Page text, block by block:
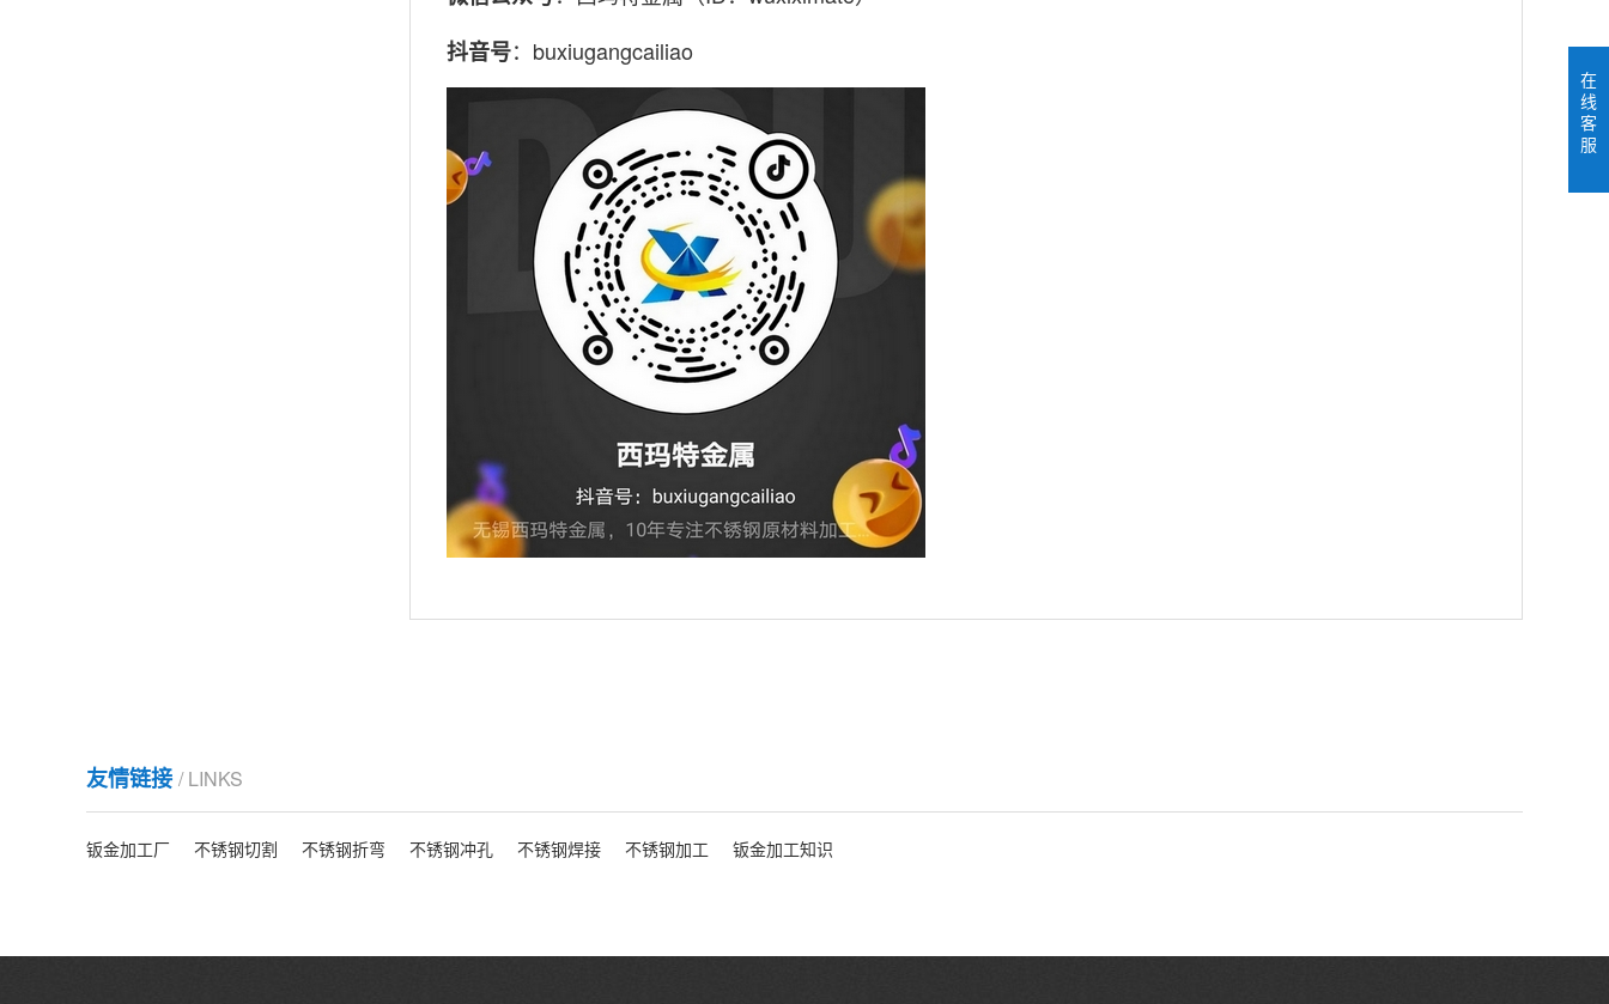
抖音号：buxiugangcailiao
友情链接 / LINKS
钣金加工厂 不锈钢切割 不锈钢折弯 不锈钢冲孔 不锈钢焊接 不锈钢加工 钣金加工知识
在
线
客
服